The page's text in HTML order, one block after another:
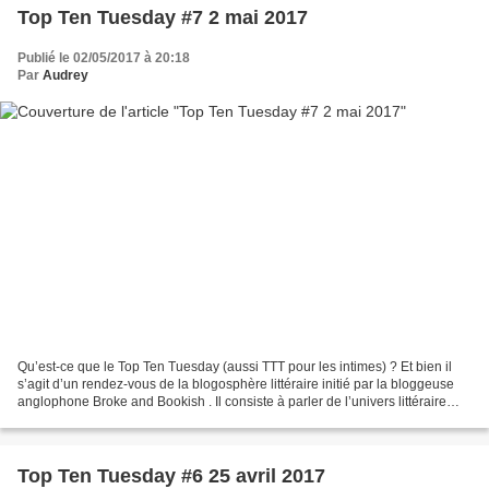
Top Ten Tuesday #7 2 mai 2017
Publié le 02/05/2017 à 20:18
Par Audrey
Qu’est-ce que le Top Ten Tuesday (aussi TTT pour les intimes) ? Et bien il
s’agit d’un rendez-vous de la blogosphère littéraire initié par la bloggeuse
anglophone Broke and Bookish . Il consiste à parler de l’univers littéraire
Top Ten Tuesday #6 25 avril 2017